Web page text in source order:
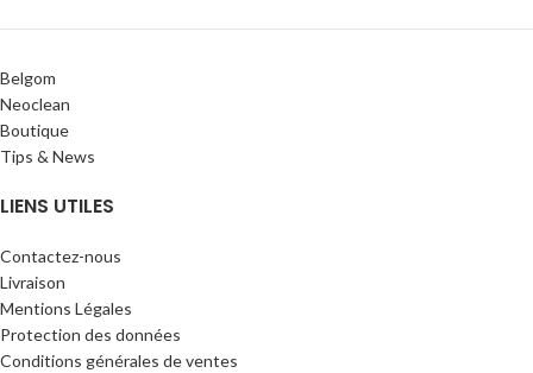
Belgom
Neoclean
Boutique
Tips & News
LIENS UTILES
Contactez-nous
Livraison
Mentions Légales
Protection des données
Conditions générales de ventes